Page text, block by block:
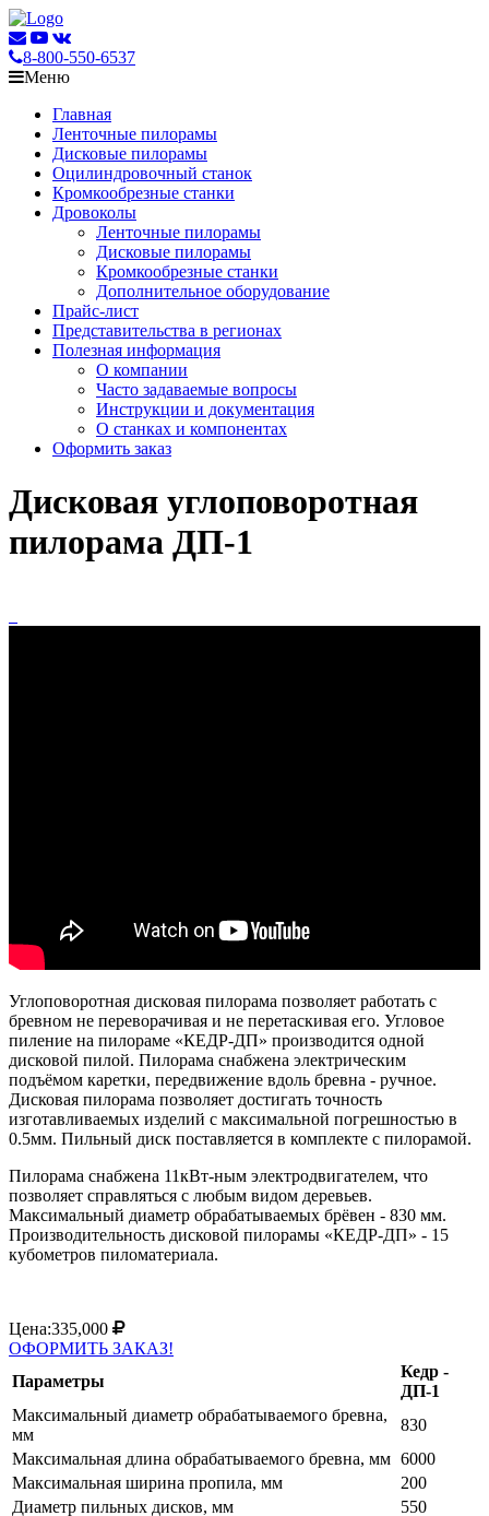
8-800-550-6537
Меню
Главная
Ленточные пилорамы
Дисковые пилорамы
Оцилиндровочный станок
Кромкообрезные станки
Дровоколы
Ленточные пилорамы
Дисковые пилорамы
Кромкообрезные станки
Дополнительное оборудование
Прайс-лист
Представительства в регионах
Полезная информация
О компании
Часто задаваемые вопросы
Инструкции и документация
О станках и компонентах
Оформить заказ
Дисковая углоповоротная
пилорама ДП-1
Углоповоротная дисковая пилорама позволяет работать с
бревном не переворачивая и не перетаскивая его. Угловое
пиление на пилораме «КЕДР-ДП» производится одной
дисковой пилой. Пилорама снабжена электрическим
подъёмом каретки, передвижение вдоль бревна - ручное.
Дисковая пилорама позволяет достигать точность
изготавливаемых изделий с максимальной погрешностью в
0.5мм. Пильный диск поставляется в комплекте с пилорамой.
Пилорама снабжена 11кВт-ным электродвигателем, что
позволяет справляться с любым видом деревьев.
Максимальный диаметр обрабатываемых брёвен - 830 мм.
Производительность дисковой пилорамы «КЕДР-ДП» - 15
кубометров пиломатериала.
Цена:335,000
ОФОРМИТЬ ЗАКАЗ!
Параметры
Кедр -
ДП-1
Максимальный диаметр обрабатываемого бревна,
мм
830
Максимальная длина обрабатываемого бревна, мм 6000
Максимальная ширина пропила, мм
200
Диаметр пильных дисков, мм
550